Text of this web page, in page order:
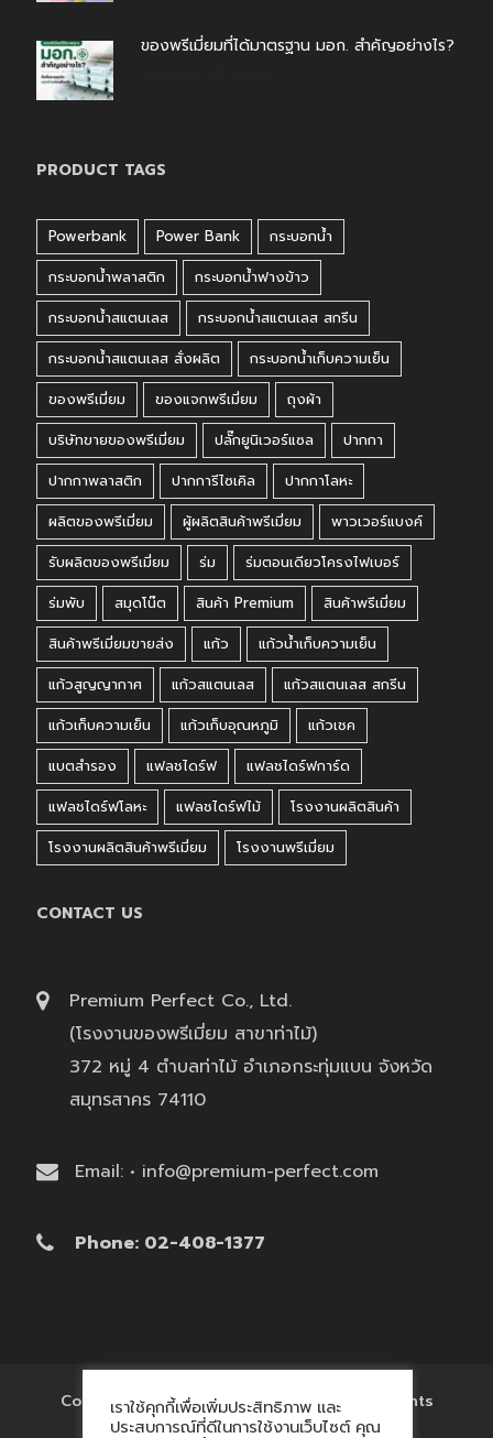
ของพรีเมี่ยมที่ได้มาตรฐาน มอก. สำคัญอย่างไร?
PRODUCT TAGS
Powerbank Power Bank
กระบอกน้ำ
กระบอกน้ำพลาสติก
กระบอกน้ำฟางข้าว
กระบอกน้ำสแตนเลส
กระบอกน้ำสแตนเลส สกรีน
กระบอกน้ำสแตนเลส สั่งผลิต
กระบอกน้ำเก็บความเย็น
ของพรีเมี่ยม
ของแจกพรีเมี่ยม
ถุงผ้า
บริษัทขายของพรีเมี่ยม
ปลั๊กยูนิเวอร์แซล
ปากกา
ปากกาพลาสติก
ปากการีไซเคิล
ปากกาโลหะ
ผลิตของพรีเมี่ยม
ผู้ผลิตสินค้าพรีเมี่ยม
พาวเวอร์แบงค์
รับผลิตของพรีเมี่ยม
ร่ม
ร่มตอนเดียวโครงไฟเบอร์
ร่มพับ
สมุดโน๊ต สินค้า Premium
สินค้าพรีเมี่ยม
สินค้าพรีเมี่ยมขายส่ง
แก้ว
แก้วน้ำเก็บความเย็น
แก้วสูญญากาศ
แก้วสแตนเลส
แก้วสแตนเลส สกรีน
แก้วเก็บความเย็น
แก้วเก็บอุณหภูมิ
แก้วเชค
แบตสำรอง
แฟลชไดร์ฟ
แฟลชไดร์ฟการ์ด
แฟลชไดร์ฟโลหะ
แฟลชไดร์ฟไม้
โรงงานผลิตสินค้า
โรงงานผลิตสินค้าพรีเมี่ยม
โรงงานพรีเมี่ยม
CONTACT US
Premium Perfect Co., Ltd.
(โรงงานของพรีเมี่ยม สาขาท่าไม้)
372 หมู่ 4 ตำบลท่าไม้ อำเภอกระทุ่มแบน จังหวัด
สมุทรสาคร 74110
Email: • info@premium-perfect.com
Phone: 02-408-1377
Copyright © 2017 'โรงงานของพรีเมี่ยม' All Rights
Reserved.
เราใช้คุกกี้เพื่อเพิ่มประสิทธิภาพ และ
ประสบการณ์ที่ดีในการใช้งานเว็บไซต์ คุณ